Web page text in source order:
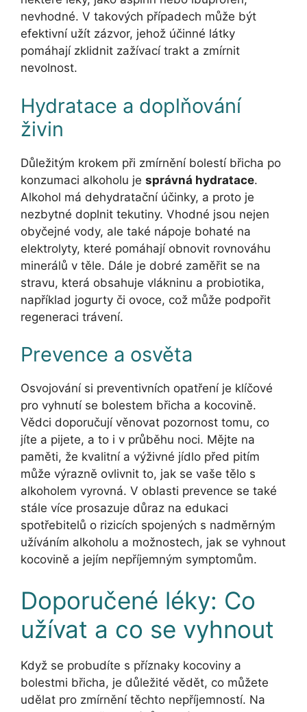
nevhodné. V takových případech může být
efektivní užít zázvor, jehož účinné látky
pomáhají zklidnit zažívací trakt a zmírnit
nevolnost.
Hydratace a doplňování
živin
Důležitým krokem při zmírnění bolestí břicha po
konzumaci alkoholu je správná hydratace.
Alkohol má dehydratační účinky, a proto je
nezbytné doplnit tekutiny. Vhodné jsou nejen
obyčejné vody, ale také nápoje bohaté na
elektrolyty, které pomáhají obnovit rovnováhu
minerálů v těle. Dále je dobré zaměřit se na
stravu, která obsahuje vlákninu a probiotika,
například jogurty či ovoce, což může podpořit
regeneraci trávení.
Prevence a osvěta
Osvojování si preventivních opatření je klíčové
pro vyhnutí se bolestem břicha a kocovině.
Vědci doporučují věnovat pozornost tomu, co
jíte a pijete, a to i v průběhu noci. Mějte na
paměti, že kvalitní a výživné jídlo před pitím
může výrazně ovlivnit to, jak se vaše tělo s
alkoholem vyrovná. V oblasti prevence se také
stále více prosazuje důraz na edukaci
spotřebitelů o rizicích spojených s nadměrným
užíváním alkoholu a možnostech, jak se vyhnout
kocovině a jejím nepříjemným symptomům.
Doporučené léky: Co
užívat a co se vyhnout
Když se probudíte s příznaky kocoviny a
bolestmi břicha, je důležité vědět, co můžete
udělat pro zmírnění těchto nepříjemností. Na